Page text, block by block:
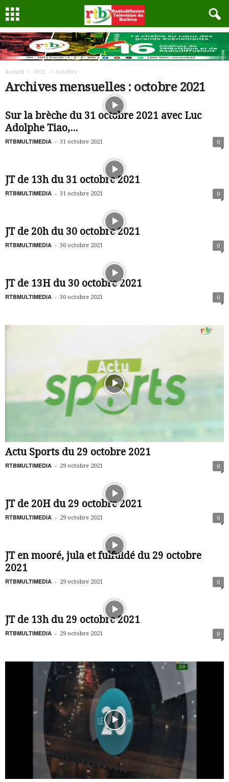
Accueil 2021 octobre
Archives mensuelles : octobre 2021
Sur la brèche du 31 octobre 2021 avec Luc
Adolphe Tiao,...
RTBMULTIMEDIA - 31 octobre 2021 0
JT de 13h du 31 octobre 2021
RTBMULTIMEDIA - 31 octobre 2021 0
JT de 20h du 30 octobre 2021
RTBMULTIMEDIA - 30 octobre 2021 0
JT de 13H du 30 octobre 2021
RTBMULTIMEDIA - 30 octobre 2021 0
Actu Sports du 29 octobre 2021
RTBMULTIMEDIA - 29 octobre 2021 0
JT de 20H du 29 octobre 2021
RTBMULTIMEDIA - 29 octobre 2021 0
JT en mooré, jula et fulfuldé du 29 octobre
2021
RTBMULTIMEDIA - 29 octobre 2021 0
JT de 13h du 29 octobre 2021
RTBMULTIMEDIA - 29 octobre 2021 0